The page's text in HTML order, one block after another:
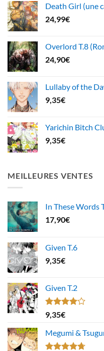
Death Girl (une
24,99€
Overlord T.8
24,90€
Lullaby of the
9,35€
Yarichin Bitch
9,35€
MEILLEURES VENTES
In These Words
17,90€
Given T.6
9,35€
Given T.2
Note
4.00
5
9,35€
Megumi &